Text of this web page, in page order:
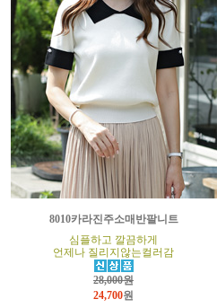
8010카라진주소매반팔니트
심플하고 깔끔하게
언제나 질리지않는컬러감
28,000원
24,700원